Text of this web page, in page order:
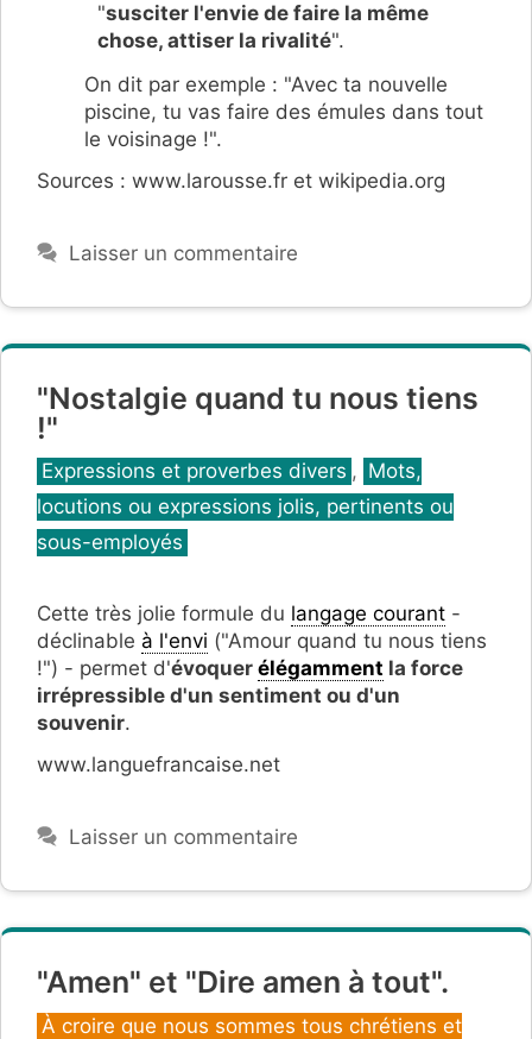
"susciter l'envie de faire la même
chose, attiser la rivalité".
On dit par exemple : "Avec ta nouvelle
piscine, tu vas faire des émules dans tout
le voisinage !".
Sources : www.larousse.fr et wikipedia.org
Laisser un commentaire
"Nostalgie quand tu nous tiens
!"
Catégories
Expressions et proverbes divers , Mots,
locutions ou expressions jolis, pertinents ou
sous-employés
Cette très jolie formule du langage courant -
déclinable à l'envi ("Amour quand tu nous tiens
!") - permet d'évoquer élégamment la force
irrépressible d'un sentiment ou d'un
souvenir.
www.languefrancaise.net
Laisser un commentaire
"Amen" et "Dire amen à tout".
Catégories
À croire que nous sommes tous chrétiens et